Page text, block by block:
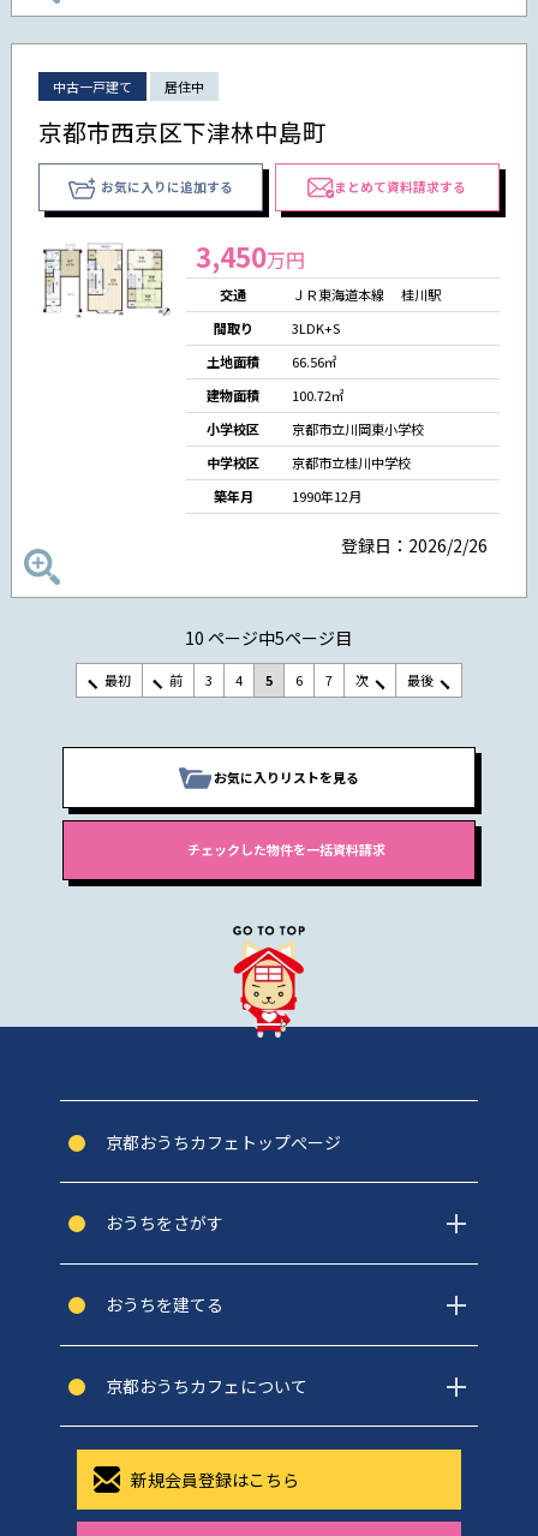
中古一戸建て 居住中
京都市西京区下津林中島町
お気に入りに追加する まとめて資料請求する
3,450万円
交通
ＪＲ東海道本線 桂川駅
間取り
3LDK+S
土地面積
66.56㎡
建物面積
100.72㎡
小学校区
京都市立川岡東小学校
中学校区
京都市立桂川中学校
築年月
1990年12月
登録日：2026/2/26
10 ページ中5ページ目
最初 前 3 4 5 6 7 次 最後
お気に入りリストを見る
京都おうちカフェトップぺージ
おうちをさがす
おうちを建てる
京都おうちカフェについて
新規会員登録はこちら